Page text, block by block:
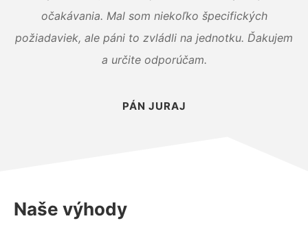
očakávania. Mal som niekoľko špecifických
požiadaviek, ale páni to zvládli na jednotku. Ďakujem
a určite odporúčam.
PÁN JURAJ
Naše výhody